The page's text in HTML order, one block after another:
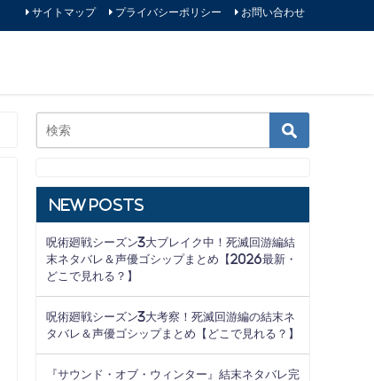
サイトマップ プライバシーポリシー お問い合わせ
New Posts
呪術廻戦シーズン3大ブレイク中！死滅回游編結
末ネタバレ＆声優ゴシップまとめ【2026最新・
どこで見れる？】
呪術廻戦シーズン3大考察！死滅回游編の結末ネ
タバレ＆声優ゴシップまとめ【どこで見れる？】
『サウンド・オブ・ウィンター』結末ネタバレ完